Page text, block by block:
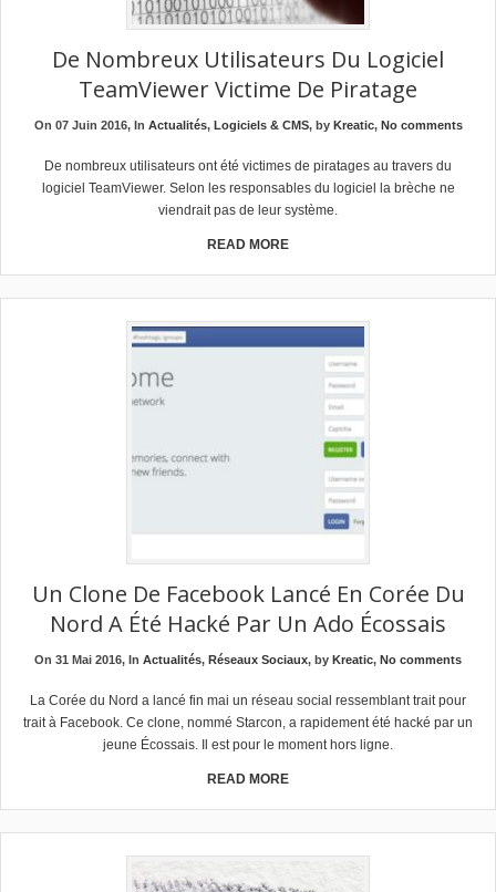
De Nombreux Utilisateurs Du Logiciel
TeamViewer Victime De Piratage
On 07 Juin 2016, In Actualités, Logiciels & CMS, by Kreatic, No comments
De nombreux utilisateurs ont été victimes de piratages au travers du
logiciel TeamViewer. Selon les responsables du logiciel la brèche ne
viendrait pas de leur système.
READ MORE
Un Clone De Facebook Lancé En Corée Du
Nord A Été Hacké Par Un Ado Écossais
On 31 Mai 2016, In Actualités, Réseaux Sociaux, by Kreatic, No comments
La Corée du Nord a lancé fin mai un réseau social ressemblant trait pour
trait à Facebook. Ce clone, nommé Starcon, a rapidement été hacké par un
jeune Écossais. Il est pour le moment hors ligne.
READ MORE